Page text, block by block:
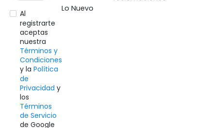
Al
registrarte
aceptas
nuestra
Términos y
Condiciones
y la Política
de
Privacidad y
los
Términos
de Servicio
de Google
Lo Nuevo